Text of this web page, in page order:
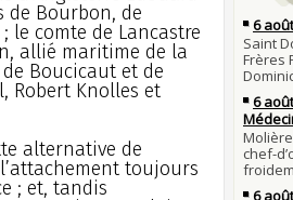
de Bourbon, de
le comte de Lancastre
allié maritime de la
Boucicaut et de
Robert Knolles et
alternative de
toujours
; et, tandis
29
la
28
27
mort
son